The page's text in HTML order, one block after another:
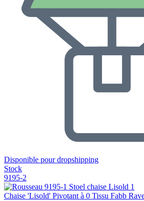
Disponible pour dropshipping
Stock
9195-2
Chaise 'Lisold' Pivotant à 0 Tissu Fabb